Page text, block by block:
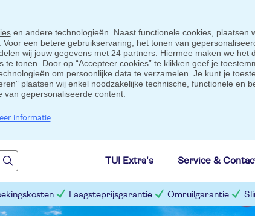
en andere technologieën. Naast functionele cookies, plaatsen
een betere gebruikservaring, het tonen van
wij jouw gegevens met 24 partners. Hiermee maken we het
tonen. Door op “Accepteer cookies” te klikken geef je
om persoonlijke data te verzamelen. Je kunt je
plaatsen wij enkel noodzakelijke technische, functionele en
gepersonaliseerde content.
informatie
TUI Extra's Service &
Laagsteprijsgarantie Omruilgarantie